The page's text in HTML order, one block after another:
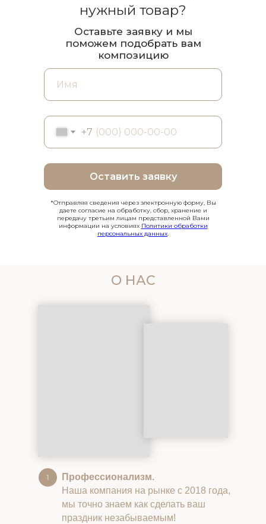
+7
Оставить заявку
нужный товар?
Оставьте заявку и мы
поможем подобрать вам
композицию
*Отправляя сведения через электронную форму, Вы
даете согласие на обработку, сбор, хранение и
передачу третьим лицам представленной Вами
информации на условиях Политики обработки
персональных данных.
О НАС
Профессионализм.
Наша компания на рынке с 2018 года,
мы точно знаем как сделать ваш
праздник незабываемым!